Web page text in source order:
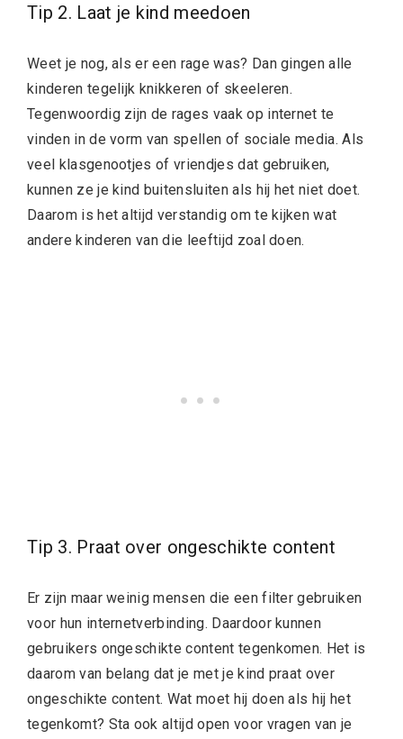
Tip 2. Laat je kind meedoen
Weet je nog, als er een rage was? Dan gingen alle
kinderen tegelijk knikkeren of skeeleren.
Tegenwoordig zijn de rages vaak op internet te
vinden in de vorm van spellen of sociale media. Als
veel klasgenootjes of vriendjes dat gebruiken,
kunnen ze je kind buitensluiten als hij het niet doet.
Daarom is het altijd verstandig om te kijken wat
andere kinderen van die leeftijd zoal doen.
Tip 3. Praat over ongeschikte content
Er zijn maar weinig mensen die een filter gebruiken
voor hun internetverbinding. Daardoor kunnen
gebruikers ongeschikte content tegenkomen. Het is
daarom van belang dat je met je kind praat over
ongeschikte content. Wat moet hij doen als hij het
tegenkomt? Sta ook altijd open voor vragen van je